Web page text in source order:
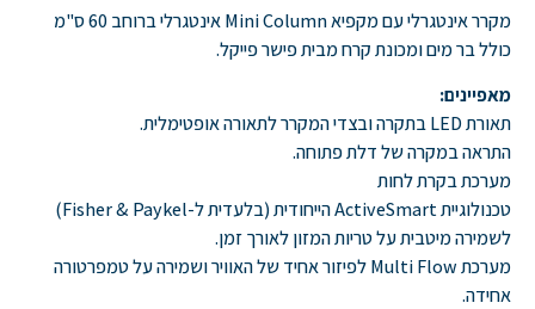
מקרר אינטגרלי עם מקפיא Mini Column אינטגרלי ברוחב 60 ס"מ
כולל בר מים ומכונת קרח מבית פישר פייקל.
מאפיינים:
תאורת LED בתקרה ובצדי המקרר לתאורה אופטימלית.
התראה במקרה של דלת פתוחה.
מערכת בקרת לחות
טכנולוגיית ActiveSmart הייחודית (בלעדית ל-Fisher & Paykel)
לשמירה מיטבית על טריות המזון לאורך זמן.
מערכת Multi Flow לפיזור אחיד של האוויר ושמירה על טמפרטורה
אחידה.